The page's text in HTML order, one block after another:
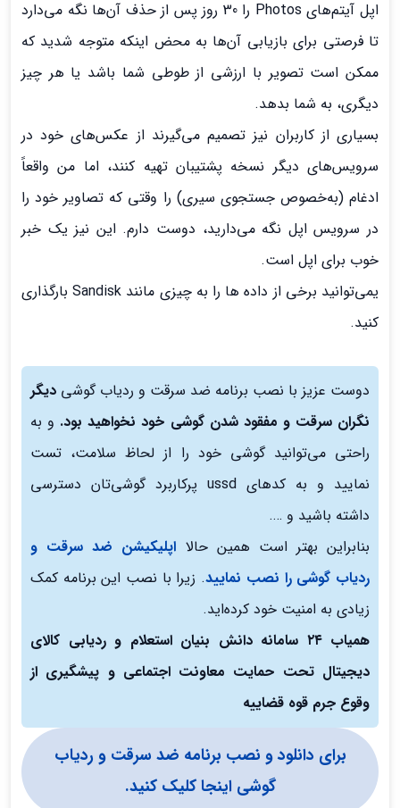
اپل آیتم‌های Photos را 30 روز پس از حذف آن‌ها نگه می‌دارد
تا فرصتی برای بازیابی آن‌ها به محض اینکه متوجه شدید که
ممکن است تصویر با ارزشی از طوطی شما باشد یا هر چیز
دیگری، به شما بدهد.
بسیاری از کاربران نیز تصمیم می‌گیرند از عکس‌های خود در
سرویس‌های دیگر نسخه پشتیبان تهیه کنند، اما من واقعاً
ادغام (به‌خصوص جستجوی سیری) را وقتی که تصاویر خود را
در سرویس اپل نگه می‌دارید، دوست دارم. این نیز یک خبر
خوب برای اپل است.
یمی‌توانید برخی از داده ها را به چیزی مانند Sandisk بارگذاری
کنید.
دوست عزیز با نصب برنامه ضد سرقت و ردیاب گوشی دیگر
نگران سرقت و مفقود شدن گوشی خود نخواهید بود. و به
راحتی می‌توانید گوشی خود را از لحاظ سلامت، تست
نمایید و به کدهای ussd پرکاربرد گوشی‌تان دسترسی
داشته باشید و ….
بنابراین بهتر است همین حالا اپلیکیشن ضد سرقت و
ردیاب گوشی را نصب نمایید. زیرا با نصب این برنامه کمک
زیادی به امنیت خود کرده‌اید.
همیاب ۲۴ سامانه دانش بنیان استعلام و ردیابی کالای
دیجیتال تحت حمایت معاونت اجتماعی و پیشگیری از
وقوع جرم قوه قضاییه
برای دانلود و نصب برنامه ضد سرقت و ردیاب
گوشی اینجا کلیک کنید.